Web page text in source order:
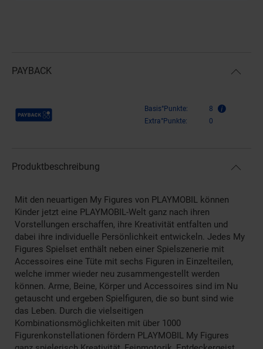
PAYBACK
Payback Punkte Basis°Punkte:
8
Extra°Punkte:
0
Produktbeschreibung
Mit den neuartigen My Figures von PLAYMOBIL können
Kinder jetzt eine PLAYMOBIL-Welt ganz nach ihren
Vorstellungen erschaffen, ihre Kreativität entfalten und
dabei ihre individuelle Persönlichkeit entwickeln. Jedes My
Figures Spielset enthält neben einer Spielszenerie mit
Accessoires eine Tüte mit sechs Figuren in Einzelteilen,
welche immer wieder neu zusammengestellt werden
können. Arme, Beine, Körper und Accessoires sind im Nu
getauscht und ergeben Spielfiguren, die so bunt sind wie
das Leben. Durch die vielseitigen
Kombinationsmöglichkeiten mit über 1000
Figurenkonstellationen fördern PLAYMOBIL My Figures